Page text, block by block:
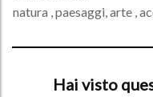
natura , paesaggi, arte ,
Hai visto